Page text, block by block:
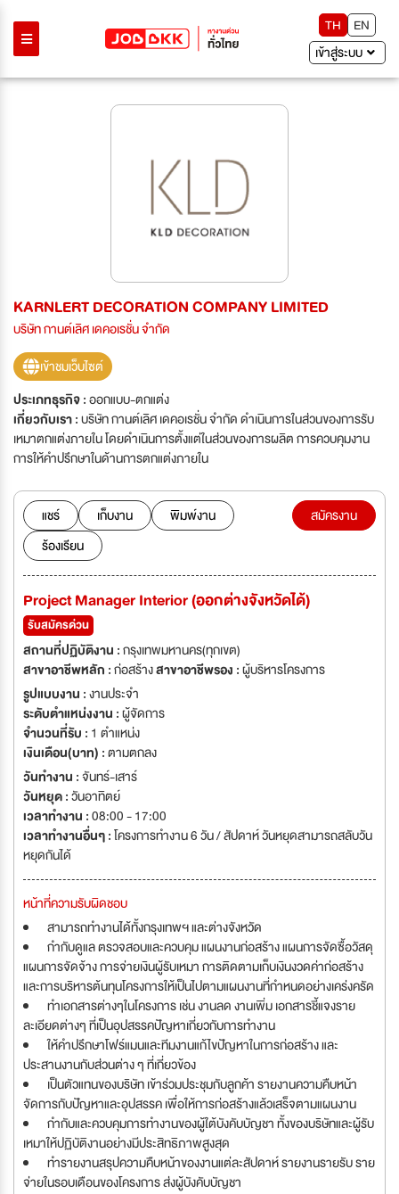
TH
EN
เข้าสู่ระบบ
KARNLERT DECORATION COMPANY LIMITED
บริษัท กานต์เลิศ เดคอเรชั่น จำกัด
เข้าชมเว็บไซต์
ประเภทธุรกิจ :ออกแบบ-ตกแต่ง
เกี่ยวกับเรา :บริษัท กานต์เลิศ เดคอเรชั่น จำกัด ดำเนินการในส่วนของการรับ
เหมาตกแต่งภายใน โดยดำเนินการตั้งแต่ในส่วนของการผลิต การควบคุมงาน
การให้คำปรึกษาในด้านการตกแต่งภายใน
แชร์ เก็บงาน
พิมพ์งาน
ร้องเรียน
สมัครงาน
Project Manager Interior (ออกต่างจังหวัดได้)
รับสมัครด่วน
สถานที่ปฏิบัติงาน :กรุงเทพมหานคร(ทุกเขต)
สาขาอาชีพหลัก :ก่อสร้างสาขาอาชีพรอง :ผู้บริหารโครงการ
รูปแบบงาน :งานประจำ
ระดับตำแหน่งงาน :ผู้จัดการ
จำนวนที่รับ : 1 ตำแหน่ง
เงินเดือน(บาท) :ตามตกลง
วันทำงาน :จันทร์-เสาร์
วันหยุด :วันอาทิตย์
เวลาทำงาน :08:00 - 17:00
เวลาทำงานอื่นๆ :โครงการทำงาน 6 วัน / สัปดาห์ วันหยุดสามารถสลับวัน
หยุดกันได้
หน้าที่ความรับผิดชอบ
สามารถทำงานได้ทั้งกรุงเทพฯ และต่างจังหวัด
กำกับดูแล ตรวจสอบและควบคุม แผนงานก่อสร้าง แผนการจัดซื้อวัสดุ
แผนการจัดจ้าง การจ่ายเงินผู้รับเหมา การติดตามเก็บเงินงวดค่าก่อสร้าง
และการบริหารต้นทุนโครงการให้เป็นไปตามแผนงานที่กำหนดอย่างเคร่งครัด
ทำเอกสารต่างๆในโครงการ เช่น งานลด งานเพิ่ม เอกสารชี้แจงราย
ละเอียดต่างๆ ที่เป็นอุปสรรคปัญหาเกี่ยวกับการทำงาน
ให้คำปรึกษาโฟร์แมนและทีมงานแก้ไขปัญหาในการก่อสร้าง และ
ประสานงานกับส่วนต่าง ๆ ที่เกี่ยวข้อง
เป็นตัวแทนของบริษัท เข้าร่วมประชุมกับลูกค้า รายงานความคืบหน้า
จัดการกับปัญหาและอุปสรรค เพื่อให้การก่อสร้างแล้วเสร็จตามแผนงาน
กำกับและควบคุมการทำงานของผู้ใต้บังคับบัญชา ทั้งของบริษัทและผู้รับ
เหมาให้ปฏิบัติงานอย่างมีประสิทธิภาพสูงสุด
ทำรายงานสรุปความคืบหน้าของงานแต่ละสัปดาห์ รายงานรายรับ ราย
จ่ายในรอบเดือนของโครงการ ส่งผู้บังคับบัญชา